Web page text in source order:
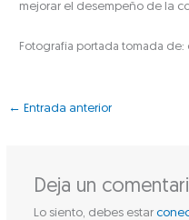
mejorar el desempeño de la
Fotografía portada tomada
← Entrada anterior
Deja un
Lo siento, debes estar